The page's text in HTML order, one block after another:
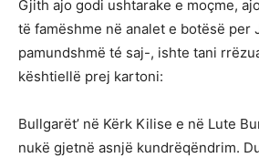
Gjith ajo godi ushtarake e moçme,
të famëshme në analet e botësë per
pamundshmë té saj-, ishte tani
kështiellë prej kartoni:
Bullgarët’ në Kërk Kilise e në Lute
nukë gjetnë asnjë kundrëqëndrim.